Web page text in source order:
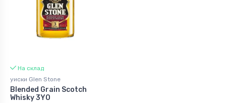
На склад
уиски Glen Stone
Blended Grain Scotch
Whisky 3YO